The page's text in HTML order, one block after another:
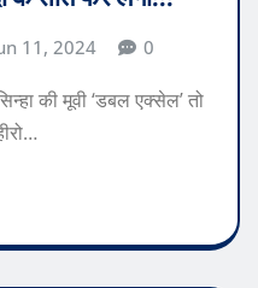
11, 2024 0
की मूवी ‘डबल एक्सेल’ तो